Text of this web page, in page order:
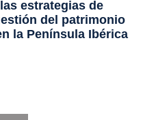
estrategias de
del patrimonio
la Península Ibérica